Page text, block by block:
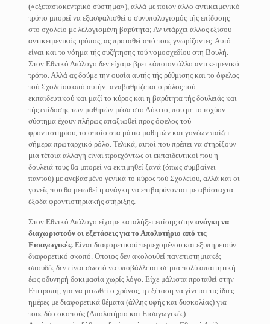
(«εξετασιοκεντρικό σύστημα»), αλλά με ποιον άλλο αντικειμενικό
τρόπο μπορεί να εξασφαλισθεί ο συνυπολογισμός τής επίδοσης
στο σχολείο με λελογισμένη βαρύτητα; Αν υπάρχει άλλος εξίσου
αντικειμενικός τρόπος, ας προταθεί από τους γνωρίζοντες. Αυτό
είναι και το νόημα τής συζήτησης τού νομοσχεδίου στη Βουλή.
Στον Εθνικό Διάλογο δεν είχαμε βρει κάποιον άλλο αντικειμενικό
τρόπο. Αλλά ας δούμε την ουσία αυτής τής ρύθμισης και το όφελος
τού Σχολείου από αυτήν: αναβαθμίζεται ο ρόλος τού
εκπαιδευτικού και μαζί το κύρος και η βαρύτητα τής δουλειάς και
τής επίδοσης των μαθητών μέσα στο Λύκειο, που με το ισχύον
σύστημα έχουν πλήρως απαξιωθεί προς όφελος τού
φροντιστηρίου, το οποίο στα μάτια μαθητών και γονέων παίζει
σήμερα πρωταρχικό ρόλο. Τελικά, αυτοί που πρέπει να στηρίξουν
μια τέτοια αλλαγή είναι προεχόντως οι εκπαιδευτικοί που η
δουλειά τους θα μπορεί να εκτιμηθεί ξανά (όπως συμβαίνει
παντού) με ανεβασμένο γενικά το κύρος τού Σχολείου, αλλά και οι
γονείς που θα μειωθεί η ανάγκη να επιβαρύνονται με αβάσταχτα
έξοδα φροντιστηριακής στήριξης.
Στον Εθνικό Διάλογο είχαμε καταλήξει επίσης στηνανάγκη να
διαχωριστούν οι εξετάσεις για το Απολυτήριο από τις
Εισαγωγικές.Είναι διαφορετικού περιεχομένου και εξυπηρετούν
διαφορετικό σκοπό. Οποιος δεν ακολουθεί πανεπιστημιακές
σπουδές δεν είναι σωστό να υποβάλλεται σε μια πολύ απαιτητική
έως οδυνηρή δοκιμασία χωρίς λόγο. Είχε μάλιστα προταθεί στην
Επιτροπή, για να μειωθεί ο χρόνος, η εξέταση να γίνεται τις ίδιες
ημέρες με διαφορετικά θέματα (άλλης υφής και δυσκολίας) για
τους δύο σκοπούς (Απολυτήριο και Εισαγωγικές).